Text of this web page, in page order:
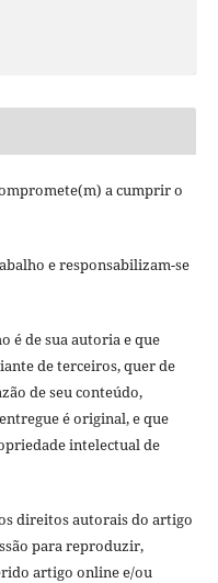
a cumprir o
e responsabilizam-se
é de sua autoria e que
de terceiros, quer de
de seu conteúdo,
é original, e que
intelectual de
direitos autorais do artigo
para reproduzir,
artigo online e/ou